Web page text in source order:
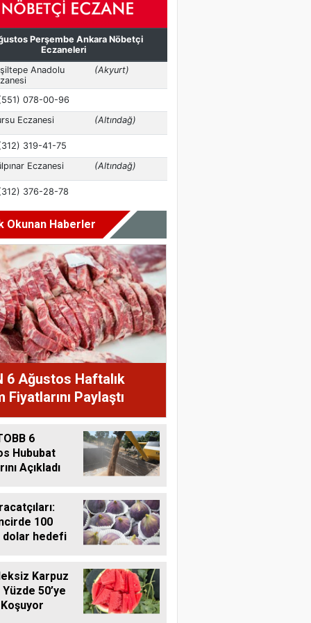
Okunan Haberler
6 Ağustos Haftalık
Fiyatlarını Paylaştı
6
Hububat
Açıkladı
100
dolar hedefi
Karpuz
50’ye